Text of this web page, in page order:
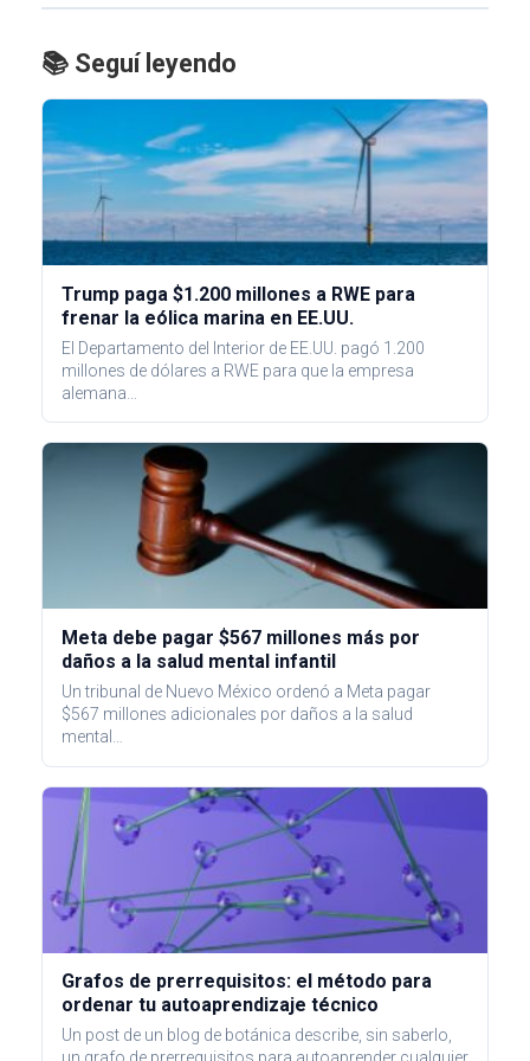
📚 Seguí leyendo
Trump paga $1.200 millones a RWE para
frenar la eólica marina en EE.UU.
El Departamento del Interior de EE.UU. pagó 1.200
millones de dólares a RWE para que la empresa
alemana…
Meta debe pagar $567 millones más por
daños a la salud mental infantil
Un tribunal de Nuevo México ordenó a Meta pagar
$567 millones adicionales por daños a la salud
mental…
Grafos de prerrequisitos: el método para
ordenar tu autoaprendizaje técnico
Un post de un blog de botánica describe, sin saberlo,